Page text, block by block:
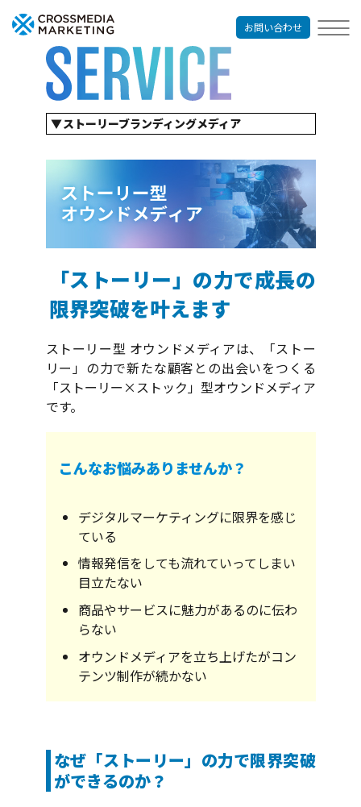
お問い合わせ
ストーリーブランディングメディア
コンテンツマーケティングサービス
出版プロモーション
オウンドメディア制作
パンフレット制作
「ストーリー」の力で成長の
限界突破を叶えます
ストーリー型 オウンドメディアは、「ストー
リー」の力で新たな顧客との出会いをつくる
「ストーリー×ストック」型オウンドメディア
です。
こんなお悩みありませんか？
デジタルマーケティングに限界を感じ
ている
情報発信をしても流れていってしまい
目立たない
商品やサービスに魅力があるのに伝わ
らない
オウンドメディアを立ち上げたがコン
テンツ制作が続かない
なぜ「ストーリー」の力で限界突破
ができるのか？